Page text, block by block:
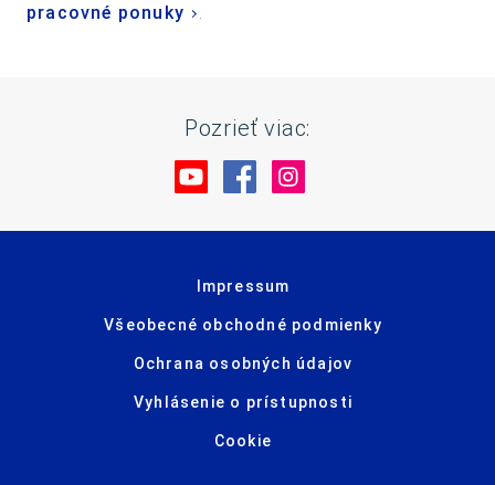
pracovné ponuky
.
Pozrieť viac:
Navštívte nás na YouTube
Navštívte nás na
Impressum
Všeobecné obchodné podmienky
Ochrana osobných údajov
Vyhlásenie o prístupnosti
Cookie